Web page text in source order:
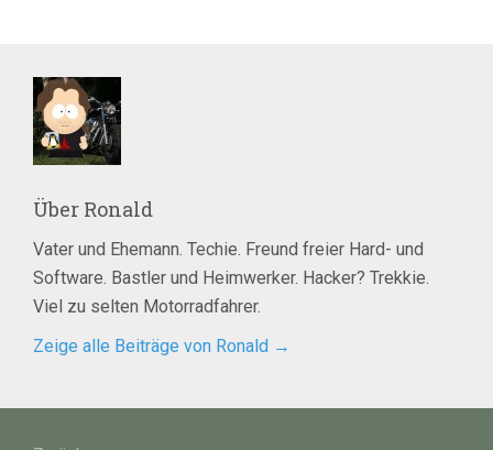
Über Ronald
Vater und Ehemann. Techie. Freund freier Hard- und
Software. Bastler und Heimwerker. Hacker? Trekkie.
Viel zu selten Motorradfahrer.
Zeige alle Beiträge von Ronald →